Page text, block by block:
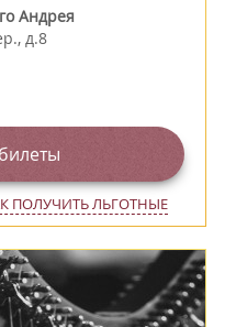
Андрея
д.8
ПОЛУЧИТЬ ЛЬГОТНЫЕ